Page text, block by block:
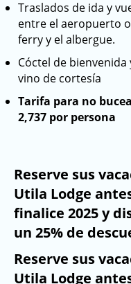
Traslados de ida y
entre el aeropuerto
ferry y el albergue.
Cóctel de
vino de cortesía
Tarifa para no
2,737 por persona
Reserve sus
Utila Lodge
finalice 2025 y
un 25% de
Reserve sus
Utila Lodge